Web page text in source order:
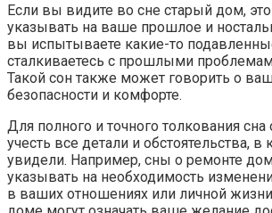
Если вы видите во сне старый дом,
указывать на ваше прошлое и
вы испытываете какие-то
сталкиваетесь с прошлыми
Такой сон также может говорить о
безопасности и комфорте.
Для полного и точного толкования
учесть все детали и обстоятельства,
увидели. Например, сны о ремонте
указывать на необходимость
в ваших отношениях или личной